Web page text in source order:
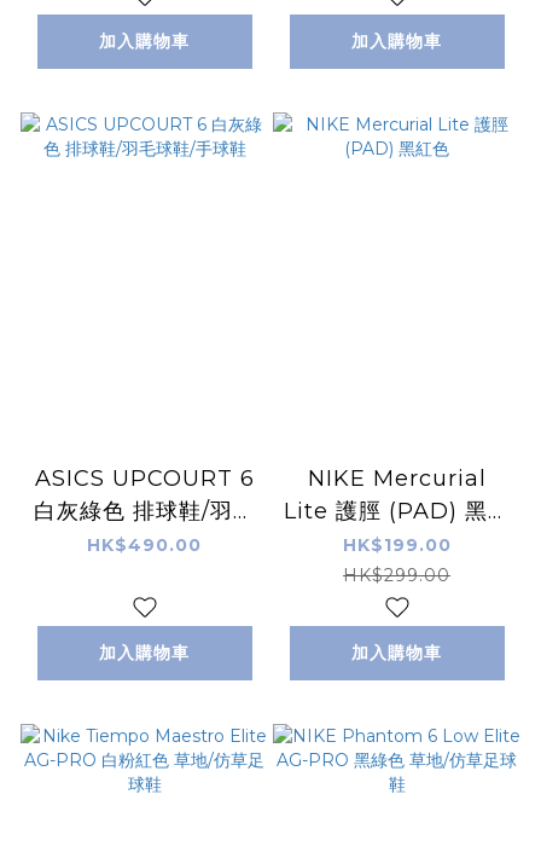
加入購物車 加入購物車
ASICS UPCOURT 6
白灰綠色 排球鞋/羽毛
球鞋/手球鞋
HK$490.00
加入購物車
NIKE Mercurial
Lite 護脛 (PAD) 黑紅
色
HK$199.00
HK$299.00
加入購物車